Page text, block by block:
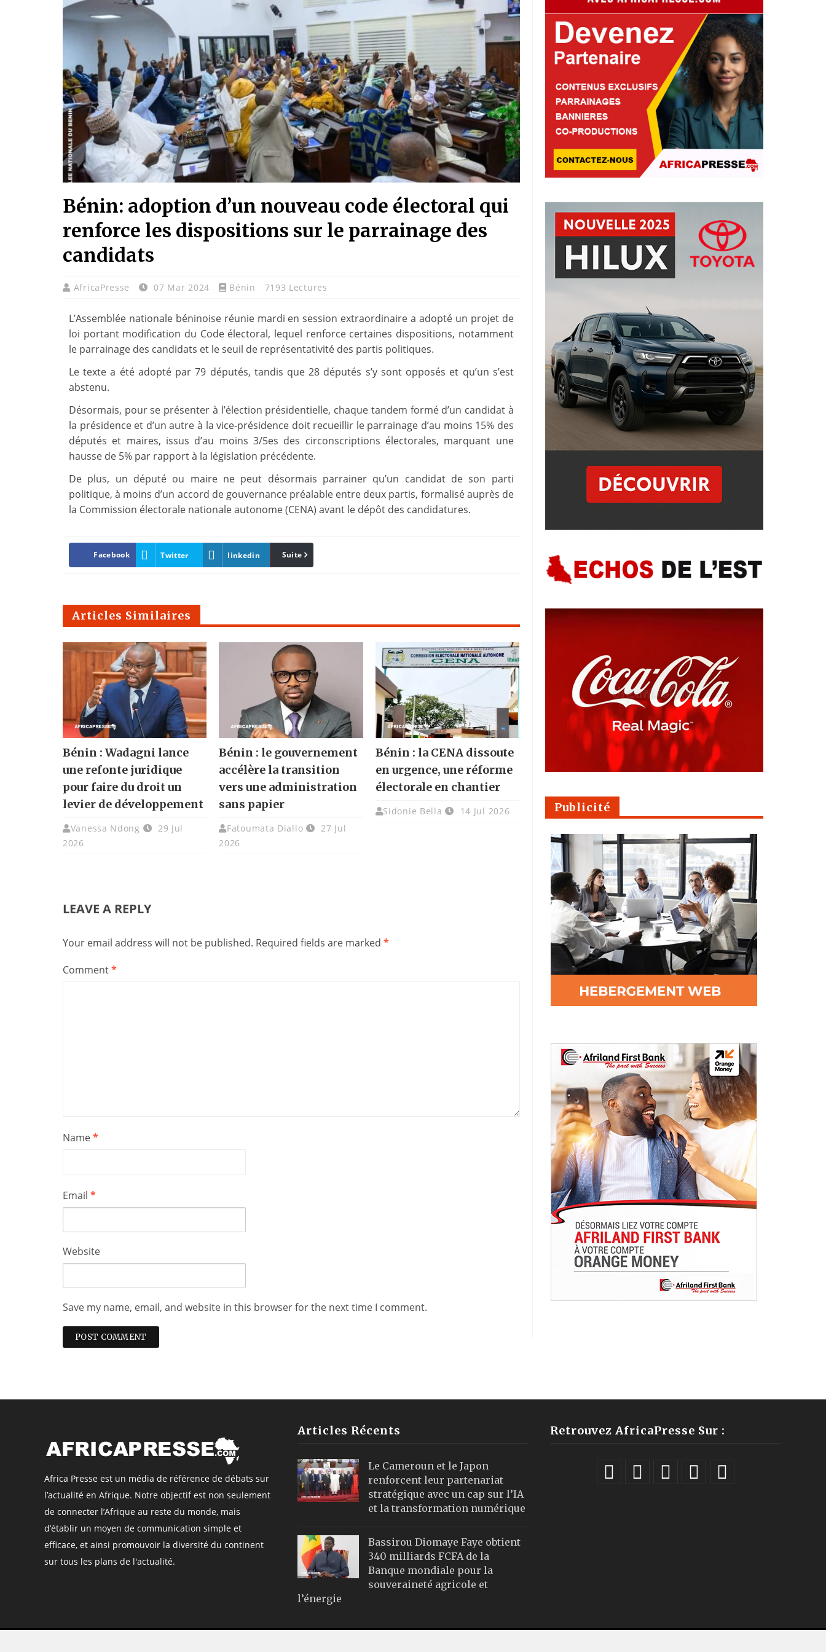
Bénin: adoption d’un nouveau code électoral qui
renforce les dispositions sur le parrainage des
candidats
AfricaPresse 07 Mar 2024 Bénin 7193 Lectures
L’Assemblée nationale béninoise réunie mardi en session extraordinaire a adopté un projet de
loi portant modification du Code électoral, lequel renforce certaines dispositions, notamment
le parrainage des candidats et le seuil de représentativité des partis politiques.
Le texte a été adopté par 79 députés, tandis que 28 députés s’y sont opposés et qu’un s’est
abstenu.
Désormais, pour se présenter à l’élection présidentielle, chaque tandem formé d’un candidat à
la présidence et d’un autre à la vice-présidence doit recueillir le parrainage d’au moins 15% des
députés et maires, issus d’au moins 3/5es des circonscriptions électorales, marquant une
hausse de 5% par rapport à la législation précédente.
De plus, un député ou maire ne peut désormais parrainer qu’un candidat de son parti
politique, à moins d’un accord de gouvernance préalable entre deux partis, formalisé auprès de
la Commission électorale nationale autonome (CENA) avant le dépôt des candidatures.
Facebook Twitter linkedin Pinterest
Suite
Articles Similaires
Bénin : Wadagni lance
une refonte juridique
pour faire du droit un
levier de développement
Vanessa Ndong
29 Jul
2026
Bénin : le gouvernement
accélère la transition
vers une administration
sans papier
Fatoumata Diallo
27 Jul
2026
Bénin : la CENA dissoute
en urgence, une réforme
électorale en chantier
Sidonie Bella 14 Jul 2026
LEAVE A REPLY
Your email address will not be published. Required fields are marked *
Comment*
Name*
Email *
Website
Save my name, email, and website in this browser for the next time I comment.
Publicité
Africa Presse est un média de référence de débats sur
l’actualité en Afrique. Notre objectif est non seulement
de connecter l’Afrique au reste du monde, mais
d’établir un moyen de communication simple et
efficace, et ainsi promouvoir la diversité du continent
sur tous les plans de l'actualité.
Articles Récents
Le Cameroun et le Japon
renforcent leur partenariat
stratégique avec un cap sur l’IA
et la transformation numérique
Bassirou Diomaye Faye obtient
340 milliards FCFA de la
Banque mondiale pour la
souveraineté agricole et
l’énergie
Retrouvez AfricaPresse Sur :